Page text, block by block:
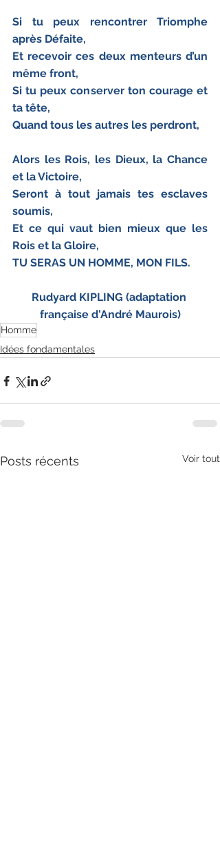
Si tu peux rencontrer Triomphe
après Défaite,
Et recevoir ces deux menteurs d’un
même front,
Si tu peux conserver ton courage et
ta tête,
Quand tous les autres les perdront,
Alors les Rois, les Dieux, la Chance
et la Victoire,
Seront à tout jamais tes esclaves
soumis,
Et ce qui vaut bien mieux que les
Rois et la Gloire,
TU SERAS UN HOMME, MON FILS.
Rudyard KIPLING (adaptation
française d'André Maurois)
Homme
Idées fondamentales
Posts récents Voir tout